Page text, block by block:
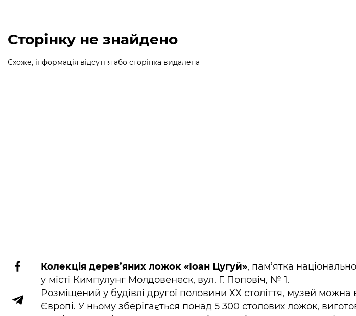
Колекція дерев’яних ложок «Іоан Цугуй», пам’ятка
у місті Кимпулунг Молдовенеск, вул. Г. Поповіч, № 1.
Розміщений у будівлі другої половини ХХ століття, музей
Європі. У ньому зберігається понад 5 300 столових ложок,